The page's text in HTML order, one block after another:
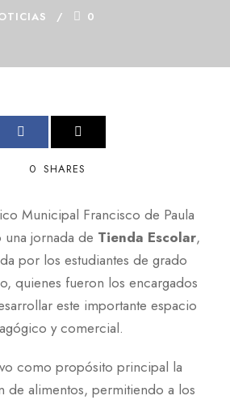
0
0 SHARES
Municipal Francisco de Paula
una jornada de Tienda Escolar,
por los estudiantes de grado
quienes fueron los encargados
este importante espacio
y comercial.
como propósito principal la
de alimentos, permitiendo a los